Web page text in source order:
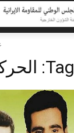
Tag: